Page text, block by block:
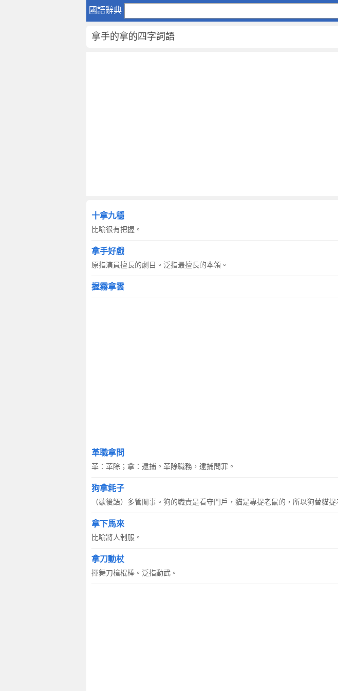
國語辭典
拿
的
拿
拿手的拿的四字詞語
十拿九穩
比喻很有把握。
拿手好戲
原指演員擅長的劇目。泛指最擅長的本領。
握霧拿雲
革職拿問
革：革除；拿：逮捕。革除職務，逮捕問罪。
狗拿耗子
（歇後語）多管閒事。狗的職責是看守門戶，貓是專捉老鼠的，所以狗替貓捉
拿下馬來
比喻將人制服。
拿刀動杖
揮舞刀槍棍棒。泛指動武。